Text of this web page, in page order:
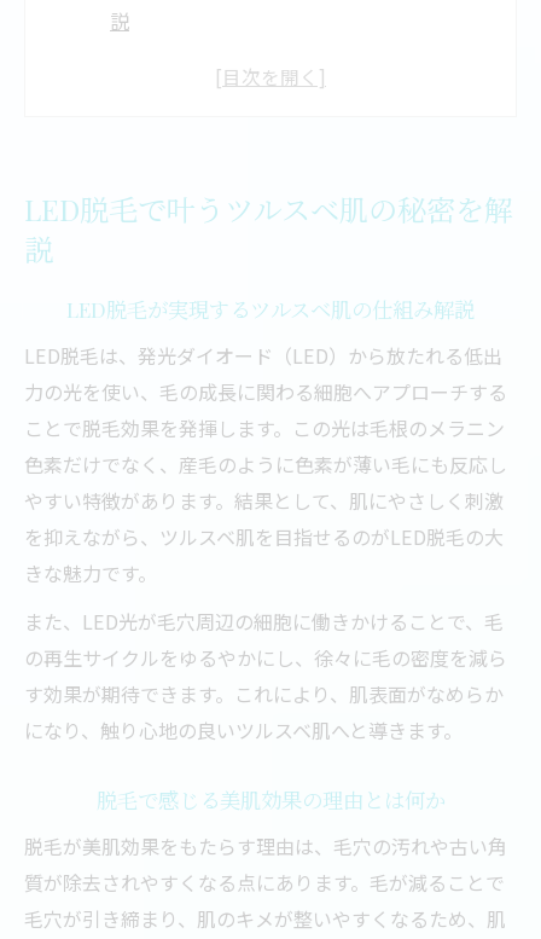
説
脱毛で感じる美肌効果の理由とは何か
ト
脱毛で美肌を目指す方法と選び方のコツ
LED脱毛が向いている肌質や悩みを解説
美肌効果を感じる脱毛サロンの選び方
自宅ケアとサロン脱毛のメリット比較
LED脱毛で失敗しないための注意点
刺激に弱い方も安心のLED脱毛体験記
敏感肌でも安心できるLED脱毛体験談
脱毛時の痛みや刺激を感じにくい理由
LED脱毛で肌トラブルを防ぐポイント
刺激を抑えた脱毛と美肌維持のコツ
LED脱毛初心者が注意すべきこと
光脱毛とLED脱毛の効果の違いを解説
脱毛で得られる美肌効果の比較ポイント
LED脱毛と光脱毛の肌への優しさの違い
処理回数やスピードの違いに注目
LED脱毛で叶うツルスベ肌の秘密を解
説
LED脱毛が実現するツルスベ肌の仕組み解説
LED脱毛は、発光ダイオード（LED）から放たれる低出
力の光を使い、毛の成長に関わる細胞へアプローチする
ことで脱毛効果を発揮します。この光は毛根のメラニン
色素だけでなく、産毛のように色素が薄い毛にも反応し
やすい特徴があります。結果として、肌にやさしく刺激
を抑えながら、ツルスベ肌を目指せるのがLED脱毛の大
きな魅力です。
また、LED光が毛穴周辺の細胞に働きかけることで、毛
の再生サイクルをゆるやかにし、徐々に毛の密度を減ら
す効果が期待できます。これにより、肌表面がなめらか
になり、触り心地の良いツルスベ肌へと導きます。
脱毛で感じる美肌効果の理由とは何か
脱毛が美肌効果をもたらす理由は、毛穴の汚れや古い角
質が除去されやすくなる点にあります。毛が減ることで
毛穴が引き締まり、肌のキメが整いやすくなるため、肌